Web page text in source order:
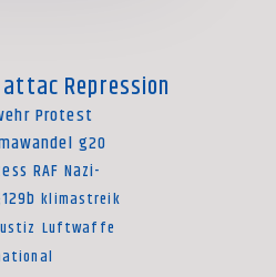
attac Repression
Protest
g20
RAF Nazi-
klimastreik
Luftwaffe